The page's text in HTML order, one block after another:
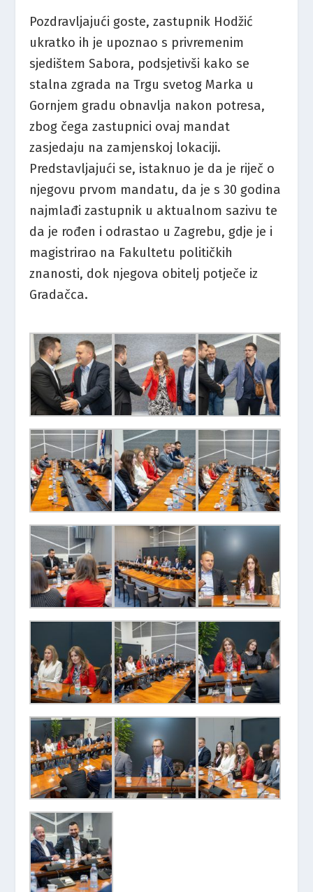
Pozdravljajući goste, zastupnik Hodžić
ukratko ih je upoznao s privremenim
sjedištem Sabora, podsjetivši kako se
stalna zgrada na Trgu svetog Marka u
Gornjem gradu obnavlja nakon potresa,
zbog čega zastupnici ovaj mandat
zasjedaju na zamjenskoj lokaciji.
Predstavljajući se, istaknuo je da je riječ o
njegovu prvom mandatu, da je s 30 godina
najmlađi zastupnik u aktualnom sazivu te
da je rođen i odrastao u Zagrebu, gdje je i
magistrirao na Fakultetu političkih
znanosti, dok njegova obitelj potječe iz
Gradačca.